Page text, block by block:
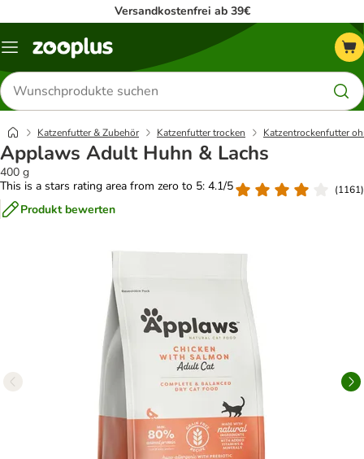
Versandkostenfrei ab 39€
Menü
Produkte
suchen
Katzenfutter & Zubehör Katzenfutter trocken Katzentrockenfutter
Applaws Adult Huhn & Lachs
400 g
This is a stars rating area from zero to 5: 4.1/5
(1161)
Produkt bewerten